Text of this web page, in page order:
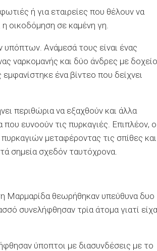
ή για εταιρείες που θέλουν να
οικοδόμηση σε καμένη γη.
Ανάμεσά τους είναι ένας
ναρκομανής και δύο άνδρες με δοχείο
ένα βίντεο που δείχνει
περιθώρια να εξαχθούν και άλλα
ευνοούν τις πυρκαγιές. Επιπλέον,
μεταφέροντας τις σπίθες και
σημεία σχεδόν ταυτόχρονα.
Μαρμαρίδα θεωρήθηκαν υπεύθυνα δυο
συνελήφθησαν τρία άτομα γιατί
ύποπτοι με διασυνδέσεις με το